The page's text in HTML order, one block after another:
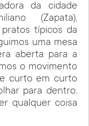
da cidade
(Zapata),
típicos da
uma mesa
aberta para a
o movimento
curto em curto
para dentro,
qualquer coisa